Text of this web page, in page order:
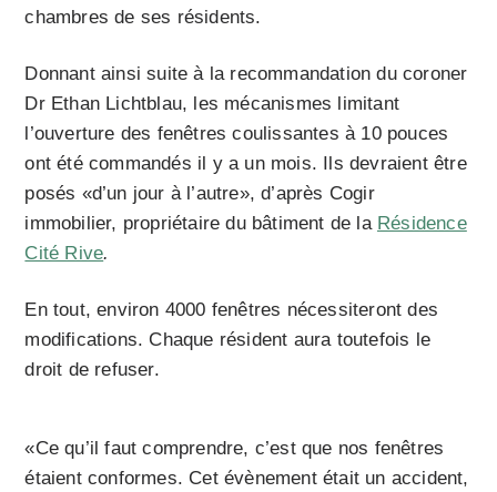
chambres de ses résidents.
Donnant ainsi suite à la recommandation du coroner
Dr Ethan Lichtblau, les mécanismes limitant
l’ouverture des fenêtres coulissantes à 10 pouces
ont été commandés il y a un mois. Ils devraient être
posés «d’un jour à l’autre», d’après Cogir
immobilier, propriétaire du bâtiment de la Résidence
Cité Rive.
En tout, environ 4000 fenêtres nécessiteront des
modifications. Chaque résident aura toutefois le
droit de refuser.
«Ce qu’il faut comprendre, c’est que nos fenêtres
étaient conformes. Cet évènement était un accident,